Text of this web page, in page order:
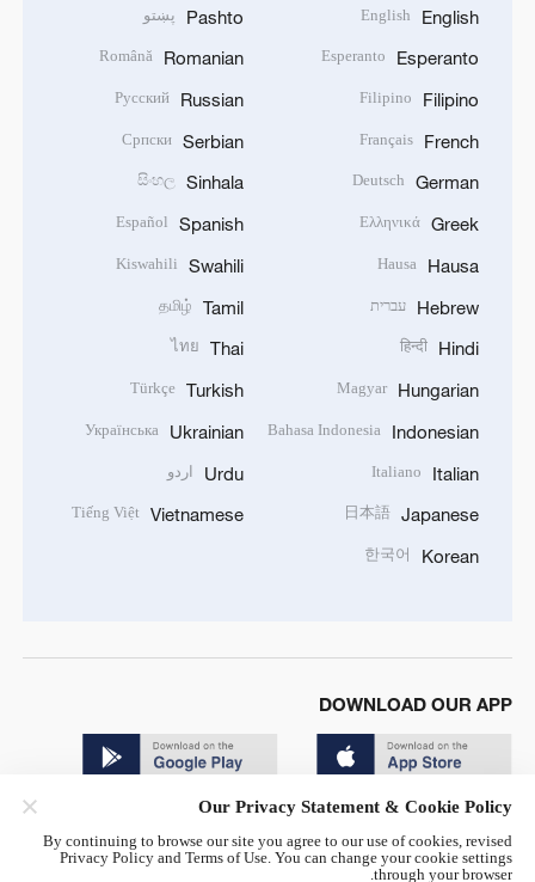
English
English
Esperanto
Esperanto
Filipino
Filipino
French
Français
German
Deutsch
Greek
Ελληνικά
Hausa
Hausa
Hebrew עברית
Hindi
हिन्दी
Hungarian
Magyar
Indonesian
Bahasa Indonesia
Italian
Italiano
Japanese
日本語
Korean
한국어
Pashto پښتو
Romanian
Română
Russian
Русский
Serbian
Српски
Sinhala
සිංහල
Spanish
Español
Swahili
Kiswahili
Tamil
தமிழ்
Thai
ไทย
Turkish
Türkçe
Ukrainian
Українська
Urdu اردو
Vietnamese
Tiếng Việt
DOWNLOAD OUR APP
Our Privacy Statement & Cookie Policy
By continuing to browse our site you agree to our use of cookies, revised
Privacy Policy and Terms of Use. You can change your cookie settings
through your browser.